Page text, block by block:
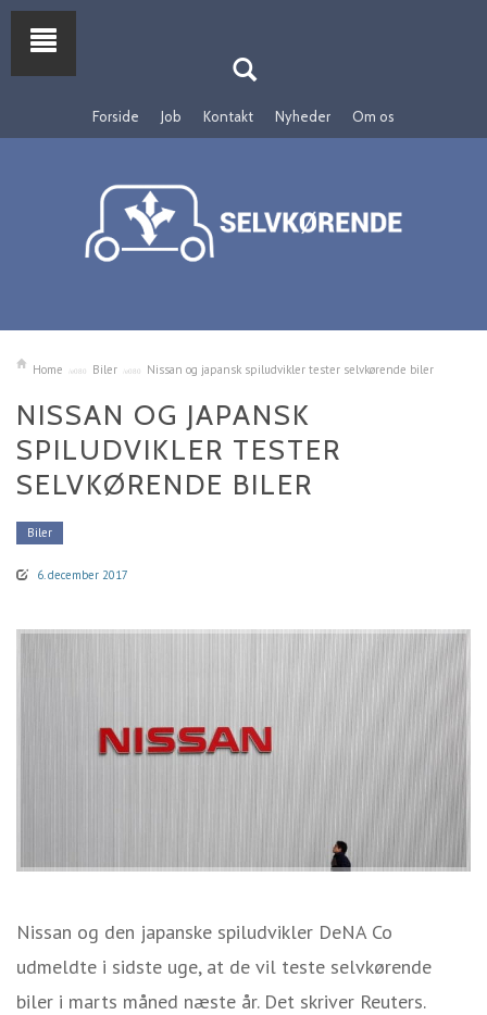
Forside Job Kontakt Nyheder Om os
Home Biler Nissan og japansk spiludvikler tester selvkørende biler
NISSAN OG JAPANSK
SPILUDVIKLER TESTER
SELVKØRENDE BILER
Biler
6. december 2017
Nissan og den japanske spiludvikler DeNA Co
udmeldte i sidste uge, at de vil teste selvkørende
biler i marts måned næste år. Det skriver Reuters.